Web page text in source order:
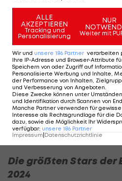
So
TV
Die größten Stars der
2024
ALLE
AKZEPTIEREN
Tracking und
Personalisierung
NUR
Weiter mit
Wir und unsere 186 Partner verarbeiten
Ihre IP-Adresse und Browser-Attribute
Speichern von oder Zugriff auf
Personalisierte Werbung und Inhalte,
der Performance von Inhalten,
und Verbesserung von Angeboten
Diese Zwecke können unter
und Identifikation durch Scannen von
Manche Partner verwenden für
Interesse als Rechtsgrundlage für die
dazu, sowie die Möglichkeit Ihr
verfügbar: unsere 186 Partner
Impressum|Datenschutzrichtlinie